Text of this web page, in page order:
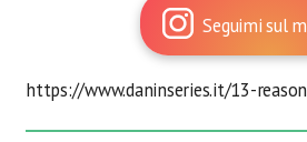
Seguimi sul
https://www.daninseries.it/13-